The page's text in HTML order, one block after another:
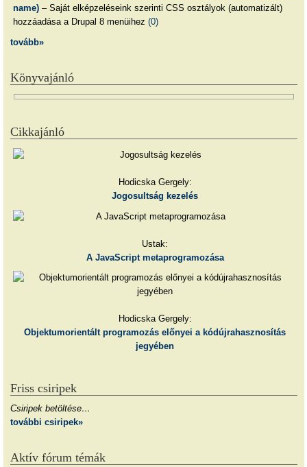
name)– Saját elképzeléseink szerinti CSS osztályok (automatizált)
hozzáadása a Drupal 8 menüihez (0)
tovább»
Könyvajánló
Cikkajánló
Hodicska Gergely:
Jogosultság kezelés
Ustak:
A JavaScript metaprogramozása
Hodicska Gergely:
Objektumorientált programozás előnyei a kódújrahasznosítás
jegyében
Friss csiripek
Csiripek betöltése…
további csiripek»
Aktív fórum témák